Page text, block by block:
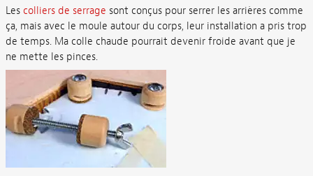
Les colliers de serrage sont conçus pour serrer les arrières comme
ça, mais avec le moule autour du corps, leur installation a pris trop
de temps. Ma colle chaude pourrait devenir froide avant que je
ne mette les pinces.